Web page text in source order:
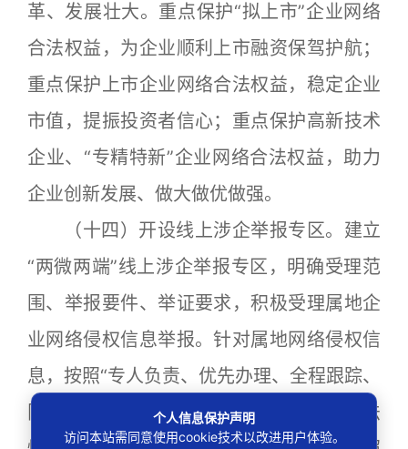
革、发展壮大。重点保护“拟上市”企业网络
合法权益，为企业顺利上市融资保驾护航；
重点保护上市企业网络合法权益，稳定企业
市值，提振投资者信心；重点保护高新技术
企业、“专精特新”企业网络合法权益，助力
企业创新发展、做大做优做强。
（十四）开设线上涉企举报专区。建立
“两微两端”线上涉企举报专区，明确受理范
围、举报要件、举证要求，积极受理属地企
业网络侵权信息举报。针对属地网络侵权信
息，按照“专人负责、优先办理、全程跟踪、
限时办结”的工作原则，简化工作流程、依法
个人信息保护声明
访问本站需同意使用cookie技术以改进用户体验。